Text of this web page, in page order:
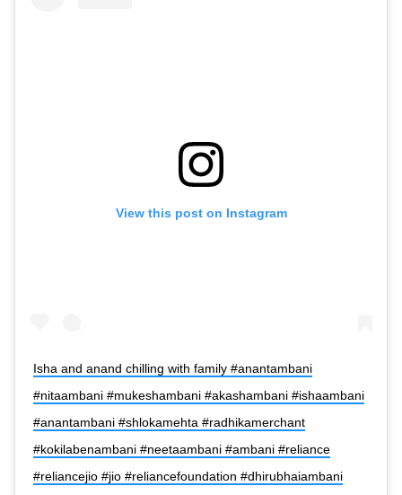
View this post on Instagram
Isha and anand chilling with family #anantambani
#nitaambani #mukeshambani #akashambani #ishaambani
#anantambani #shlokamehta #radhikamerchant
#kokilabenambani #neetaambani #ambani #reliance
#reliancejio #jio #reliancefoundation #dhirubhaiambani